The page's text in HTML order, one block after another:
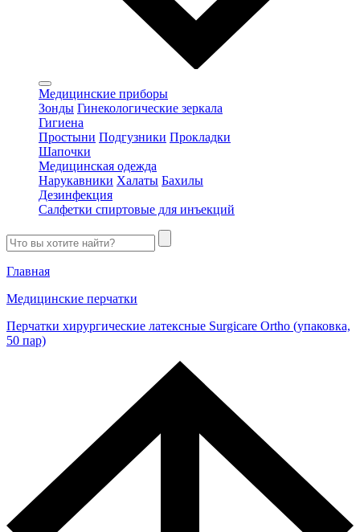
Медицинские приборы
Зонды Гинекологические зеркала
Гигиена
Простыни Подгузники Прокладки
Шапочки
Медицинская одежда
Нарукавники Халаты Бахилы
Дезинфекция
Салфетки спиртовые для инъекций
Главная
Медицинские перчатки
Перчатки хирургические латексные Surgicare Ortho (упаковка,
50 пар)